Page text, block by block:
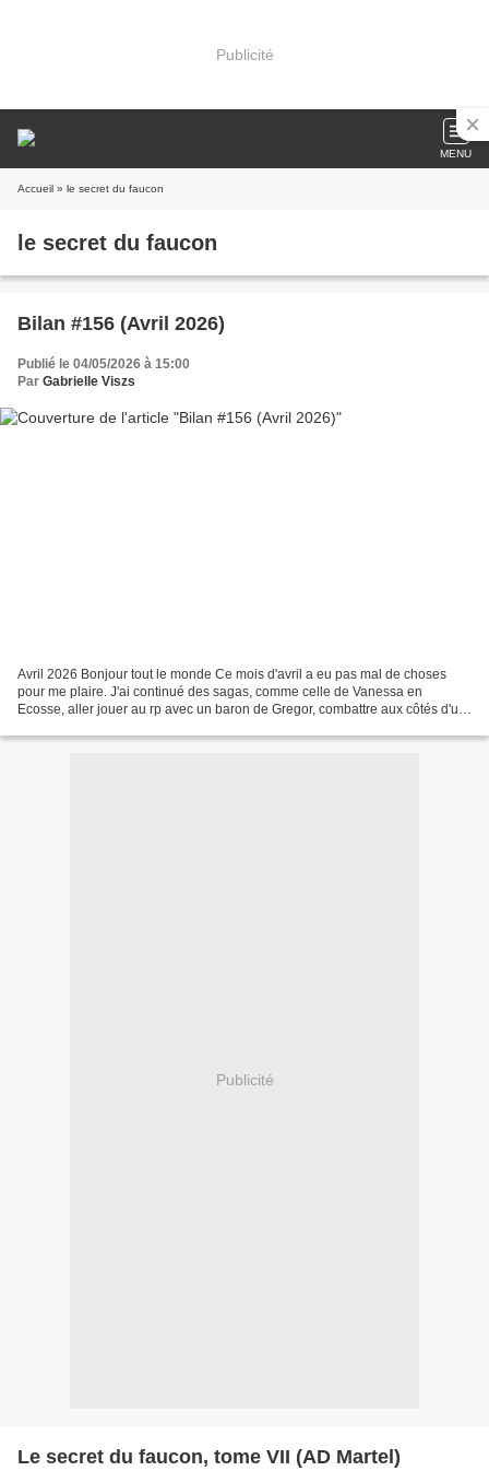
Publicité
MENU
Accueil » le secret du faucon
le secret du faucon
Bilan #156 (Avril 2026)
Publié le 04/05/2026 à 15:00
Par Gabrielle Viszs
Avril 2026 Bonjour tout le monde Ce mois d'avril a eu pas mal de choses
pour me plaire. J'ai continué des sagas, comme celle de Vanessa en
Ecosse, aller jouer au rp avec un baron de Gregor, combattre aux côtés d'un
Publicité
Le secret du faucon, tome VII (AD Martel)